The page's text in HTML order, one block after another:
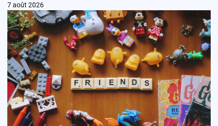
7 août 2026